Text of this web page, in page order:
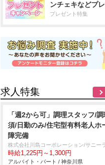
ンチェキなどプ
プレゼント特集
求人特集
「週2から可」調理スタッフ/
須/日勤のみ/住宅型有料老人ホ
障完備
株式会社川島コーポレーション/サニー
時給1,225円～1,300円
アルバイト・パート / 神奈川県